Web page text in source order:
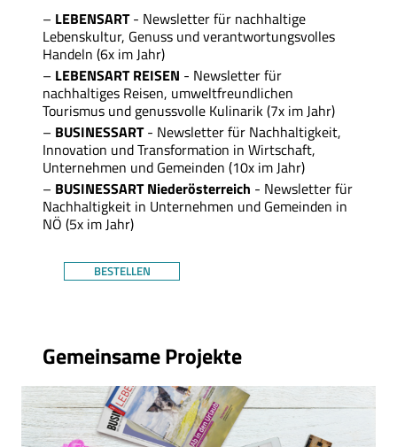
LEBENSART- Newsletter für nachhaltige
Lebenskultur, Genuss und verantwortungsvolles
Handeln (6x im Jahr)
LEBENSART REISEN - Newsletter für
nachhaltiges Reisen, umweltfreundlichen
Tourismus und genussvolle Kulinarik (7x im Jahr)
BUSINESSART- Newsletter für Nachhaltigkeit,
Innovation und Transformation in Wirtschaft,
Unternehmen und Gemeinden (10x im Jahr)
BUSINESSART Niederösterreich - Newsletter für
Nachhaltigkeit in Unternehmen und Gemeinden in
NÖ (5x im Jahr)
BESTELLEN
Gemeinsame Projekte